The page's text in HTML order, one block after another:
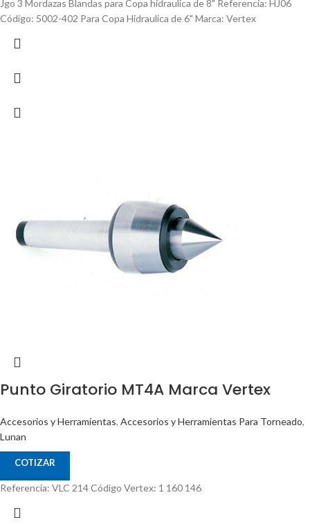
Jgo 3 Mordazas Blandas para Copa hidraulica de 8" Referencia: HJ06
Código: 5002-402 Para Copa Hidraulica de 6" Marca: Vertex
Punto Giratorio MT4A Marca Vertex
Accesorios y Herramientas, Accesorios y Herramientas Para Torneado,
Lunan
COTIZAR
Referencia: VLC 214 Código Vertex: 1 160 146